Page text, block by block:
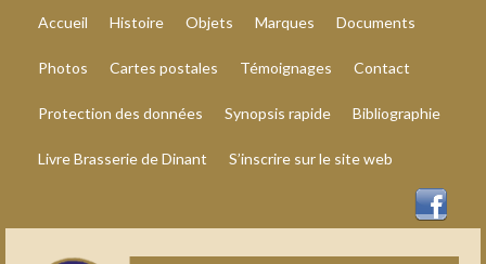
Accueil Histoire Objets Marques Documents
Photos Cartes postales Témoignages Contact
Protection des données Synopsis rapide Bibliographie
Livre Brasserie de Dinant S’inscrire sur le site web